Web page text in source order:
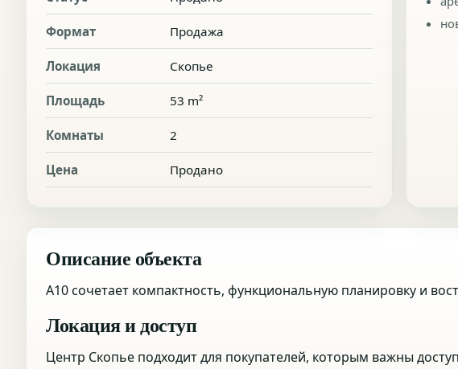
Формат Продажа
Локация Скопье
Площадь 53 m²
Комнаты 2
Цена Продано
Описание объекта
A10 сочетает компактность, функциональную планировку и
Локация и доступ
Центр Скопье подходит для покупателей, которым важны